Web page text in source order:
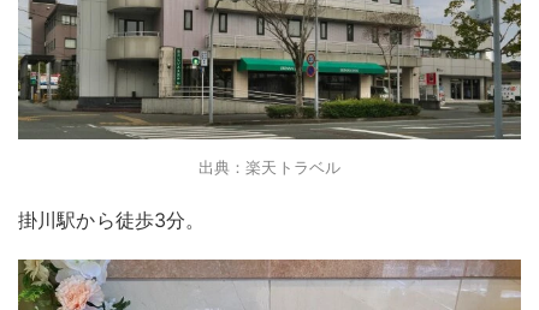
出典：楽天トラベル
掛川駅から徒歩3分。